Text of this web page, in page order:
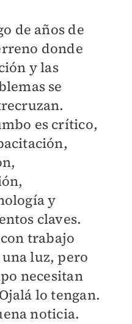
de años de
donde
y las
se
es crítico,
y
claves.
trabajo
luz, pero
necesitan
lo tengan.
noticia.